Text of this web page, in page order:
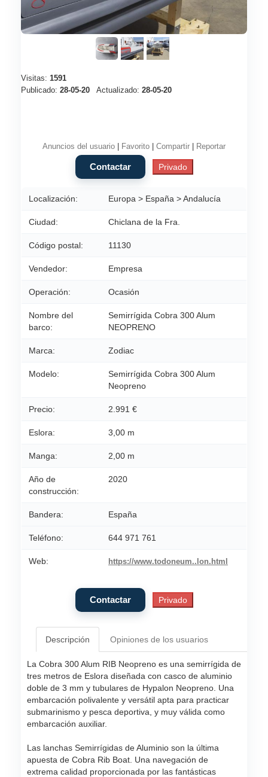
Visitas: 1591
Publicado: 28-05-20 Actualizado: 28-05-20
Anuncios del usuario Favorito Compartir Reportar
Localización: Europa > España > Andalucía
Ciudad: Chiclana de la Fra.
Código postal: 11130
Vendedor: Empresa
Operación: Ocasión
Nombre del
barco:
Semirrígida Cobra 300 Alum
NEOPRENO
Marca: Zodiac
Modelo:
Semirrígida Cobra 300 Alum
Neopreno
Precio: 2.991 €
Eslora: 3,00 m
Manga: 2,00 m
Año de
construcción:
2020
Bandera: España
Teléfono: 644 971 761
Web: https://www.todoneum..lon.html
Descripción Opiniones de los usuarios
La Cobra 300 Alum RIB Neopreno es una semirrígida de
tres metros de Eslora diseñada con casco de aluminio
doble de 3 mm y tubulares de Hypalon Neopreno. Una
embarcación polivalente y versátil apta para practicar
submarinismo y pesca deportiva, y muy válida como
embarcación auxiliar.
Las lanchas Semirrígidas de Aluminio son la última
apuesta de Cobra Rib Boat. Una navegación de
extrema calidad proporcionada por las fantásticas